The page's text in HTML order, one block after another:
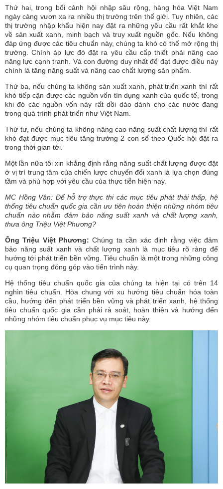
Thứ hai, trong bối cảnh hội nhập sâu rộng, hàng hóa Việt Nam
ngày càng vươn xa ra nhiều thị trường trên thế giới. Tuy nhiên, các
thị trường nhập khẩu hiện nay đặt ra những yêu cầu rất khắt khe
về sản xuất xanh, minh bạch và truy xuất nguồn gốc. Nếu không
đáp ứng được các tiêu chuẩn này, chúng ta khó có thể mở rộng thị
trường. Chính áp lực đó đặt ra yêu cầu cấp thiết phải nâng cao
năng lực cạnh tranh. Và con đường duy nhất để đạt được điều này
chính là tăng năng suất và nâng cao chất lượng sản phẩm.
Thứ ba, nếu chúng ta không sản xuất xanh, phát triển xanh thì rất
khó tiếp cận được các nguồn vốn tín dụng xanh của quốc tế, trong
khi đó các nguồn vốn này rất dồi dào dành cho các nước đang
trong quá trình phát triển như Việt Nam.
Thứ tư, nếu chúng ta không nâng cao năng suất chất lượng thì rất
khó đạt được mục tiêu tăng trưởng 2 con số theo Quốc hội đặt ra
trong thời gian tới.
Một lần nữa tôi xin khẳng định rằng năng suất chất lượng được đặt
ở vị trí trung tâm của chiến lược chuyển đổi xanh là lựa chọn đúng
tầm và phù hợp với yêu cầu của thực tiễn hiện nay.
MC Hồng Vân: Để hỗ trợ thực thi các mục tiêu phát thải thấp, hệ
thống tiêu chuẩn quốc gia cần ưu tiên hoàn thiện những nhóm tiêu
chuẩn nào nhằm đảm bảo năng suất xanh và chất lượng xanh,
thưa ông Triệu Việt Phương?
Ông Triệu Việt Phương:Chúng ta cần xác định rằng việc đảm
bảo năng suất xanh và chất lượng xanh là mục tiêu rõ ràng để
hướng tới phát triển bền vững. Tiêu chuẩn là một trong những công
cụ quan trọng đóng góp vào tiến trình này.
Hệ thống tiêu chuẩn quốc gia của chúng ta hiện tại có trên 14
nghìn tiêu chuẩn. Hòa chung với xu hướng tiêu chuẩn hóa toàn
cầu, hướng đến phát triển bền vững và phát triển xanh, hệ thống
tiêu chuẩn quốc gia cần phải rà soát, hoàn thiện và hướng đến
những nhóm tiêu chuẩn phục vụ mục tiêu này.